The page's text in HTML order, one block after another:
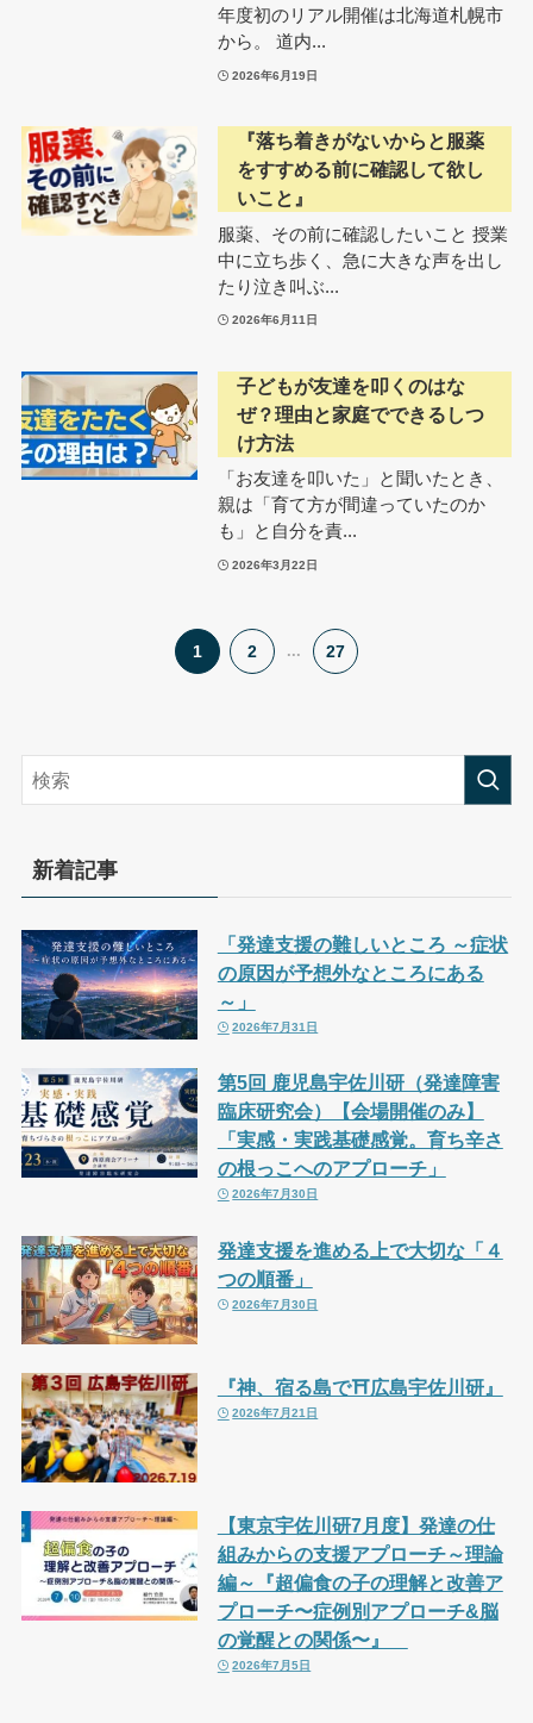
年度初のリアル開催は北海道札幌市
から。 道内...
2026年6月19日
『落ち着きがないからと服薬
をすすめる前に確認して欲し
いこと』
服薬、その前に確認したいこと 授業
中に立ち歩く、急に大きな声を出し
たり泣き叫ぶ...
2026年6月11日
子どもが友達を叩くのはな
ぜ？理由と家庭でできるしつ
け方法
「お友達を叩いた」と聞いたとき、
親は「育て方が間違っていたのか
も」と自分を責...
2026年3月22日
1 2 ... 27
新着記事
「発達支援の難しいところ ～症状
の原因が予想外なところにある
～」
2026年7月31日
第5回 鹿児島宇佐川研（発達障害
臨床研究会）【会場開催のみ】
「実感・実践基礎感覚。育ち辛さ
の根っこへのアプローチ」
2026年7月30日
発達支援を進める上で大切な「４
つの順番」
2026年7月30日
『神、宿る島で⛩広島宇佐川研』
2026年7月21日
【東京宇佐川研7月度】発達の仕
組みからの支援アプローチ～理論
編～『超偏食の子の理解と改善ア
プローチ〜症例別アプローチ&脳
の覚醒との関係〜』
2026年7月5日